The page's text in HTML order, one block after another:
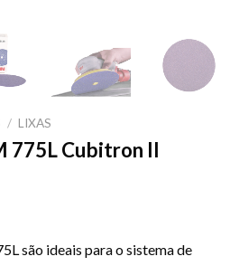
/ LIXAS
775L Cubitron II
são ideais para o sistema de